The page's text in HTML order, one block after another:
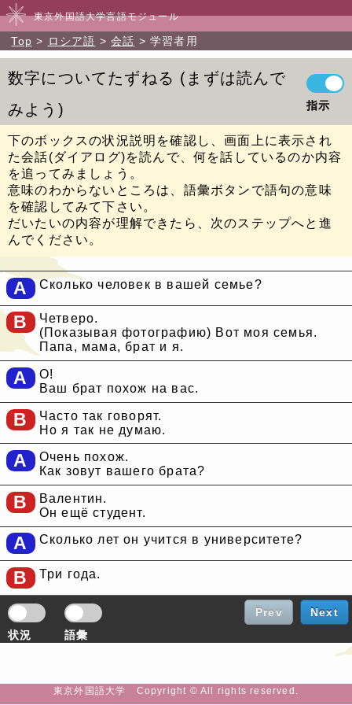
東京外国語大学言語モジュール
Top ロシア語 会話 学習者用
数字についてたずねる
まずは読んで
みよう
指示
下のボックスの状況説明を確認し、画面上に表示され
た会話(ダイアログ)を読んで、何を話しているのか内容
を追ってみましょう。
意味のわからないところは、語彙ボタンで語句の意味
を確認してみて下さい。
だいたいの内容が理解できたら、次のステップへと進
んでください。
A Сколько человек в вашей семье?
B
Четверо.
(Показывая фотографию) Вот моя семья.
Папа, мама, брат и я.
A
О!
Ваш брат похож на вас.
B
Часто так говорят.
Но я так не думаю.
A
Очень похож.
Как зовут вашего брата?
B
Валентин.
Он ещё студент.
A Сколько лет он учится в университете?
B Три года.
状況 語彙
Prev Next
東京外国語大学 Copyright © All rights reserved.